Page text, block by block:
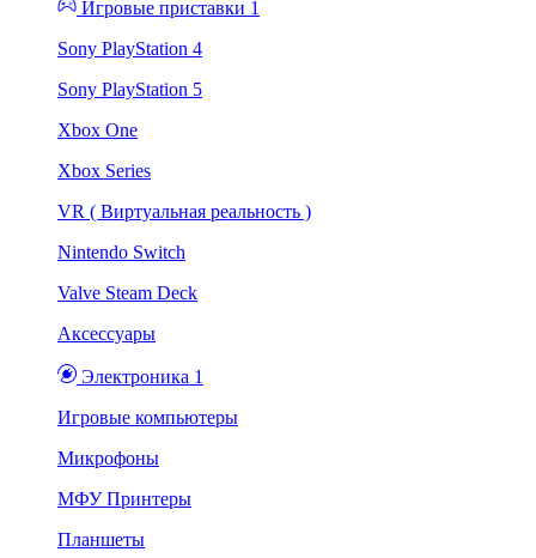
Игровые приставки 1
Sony PlayStation 4
Sony PlayStation 5
Xbox One
Xbox Series
VR ( Виртуальная реальность )
Nintendo Switch
Valve Steam Deck
Аксессуары
Электроника 1
Игровые компьютеры
Микрофоны
МФУ Принтеры
Планшеты